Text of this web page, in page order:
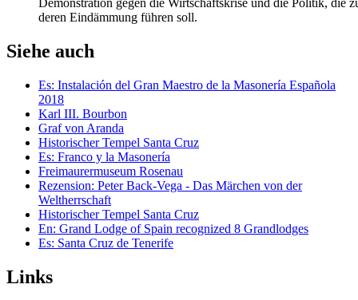
Demonstration gegen die Wirtschaftskrise und die Politik, die
deren Eindämmung führen soll.
Siehe auch
Es: Instalación del Gran Maestro de la Masonería Española
2018
Karl III. Bourbon
Graf von Aranda
Historischer Tempel Santa Cruz
Es: Franco y la Masonería
Freimaurermuseum Rosenau
Rezension: Peter Back-Vega - Das Märchen von der
Weltherrschaft
Historischer Tempel Santa Cruz
En: Grand Lodge of Spain recognized 8 Grandlodges
Es: Santa Cruz de Tenerife
Links